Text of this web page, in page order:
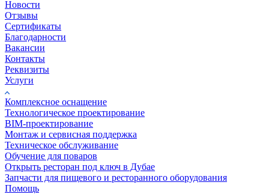
Новости
Отзывы
Сертификаты
Благодарности
Вакансии
Контакты
Реквизиты
Услуги
Комплексное оснащение
Технологическое проектирование
BIM-проектирование
Монтаж и сервисная поддержка
Техническое обслуживание
Обучение для поваров
Открыть ресторан под ключ в Дубае
Запчасти для пищевого и ресторанного оборудования
Помощь